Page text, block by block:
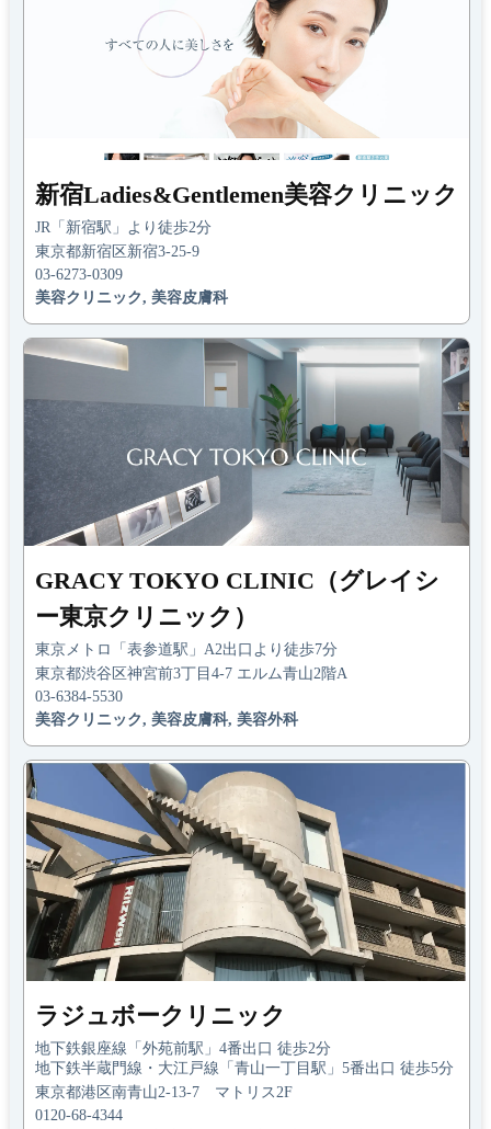
新宿Ladies&Gentlemen美容クリニック
JR「新宿駅」より徒歩2分
東京都新宿区新宿3-25-9
03-6273-0309
美容クリニック, 美容皮膚科
GRACY TOKYO CLINIC（グレイシ
ー東京クリニック）
東京メトロ「表参道駅」A2出口より徒歩7分
東京都渋谷区神宮前3丁目4-7 エルム青山2階A
03-6384-5530
美容クリニック, 美容皮膚科, 美容外科
ラジュボークリニック
地下鉄銀座線「外苑前駅」4番出口 徒歩2分
地下鉄半蔵門線・大江戸線「青山一丁目駅」5番出口 徒歩5分
東京都港区南青山2-13-7 マトリス2F
0120-68-4344